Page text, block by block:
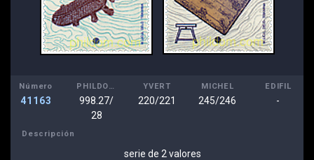
Número
41163
PHILDOM
998.27/
28
YVERT
220/221
MICHEL
245/246
EDIFIL
-
Descripción
serie de 2 valores